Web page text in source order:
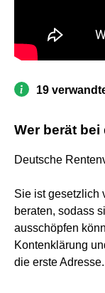
19
Wer berät bei
Deutsche
Sie ist gesetzlich
beraten, sodass
ausschöpfen
Kontenklärung
die erste